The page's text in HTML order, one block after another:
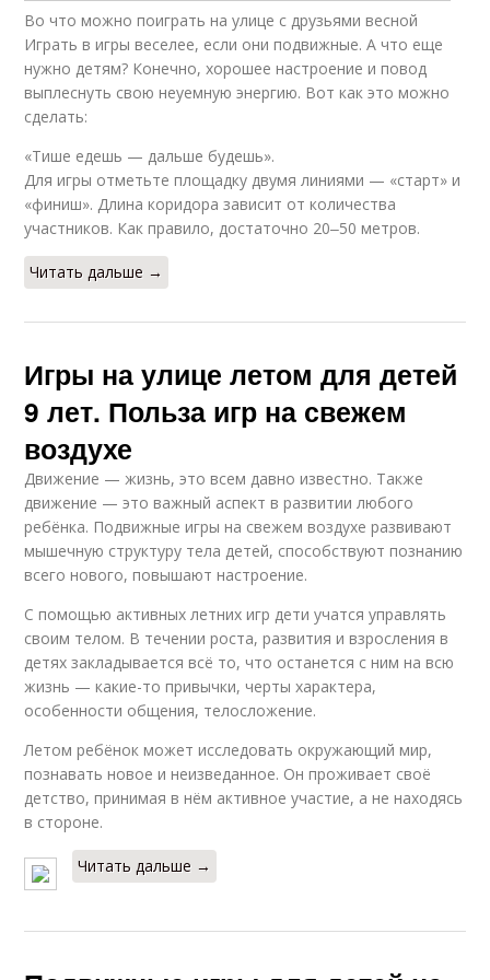
Во что можно поиграть на улице с друзьями весной
Играть в игры веселее, если они подвижные. А что еще
нужно детям? Конечно, хорошее настроение и повод
выплеснуть свою неуемную энергию. Вот как это можно
сделать:
«Тише едешь — дальше будешь».
Для игры отметьте площадку двумя линиями — «старт» и
«финиш». Длина коридора зависит от количества
участников. Как правило, достаточно 20‒50 метров.
Читать дальше →
Игры на улице летом для детей
9 лет. Польза игр на свежем
воздухе
Движение — жизнь, это всем давно известно. Также
движение — это важный аспект в развитии любого
ребёнка. Подвижные игры на свежем воздухе развивают
мышечную структуру тела детей, способствуют познанию
всего нового, повышают настроение.
С помощью активных летних игр дети учатся управлять
своим телом. В течении роста, развития и взросления в
детях закладывается всё то, что останется с ним на всю
жизнь — какие-то привычки, черты характера,
особенности общения, телосложение.
Летом ребёнок может исследовать окружающий мир,
познавать новое и неизведанное. Он проживает своё
детство, принимая в нём активное участие, а не находясь
в стороне.
Читать дальше →